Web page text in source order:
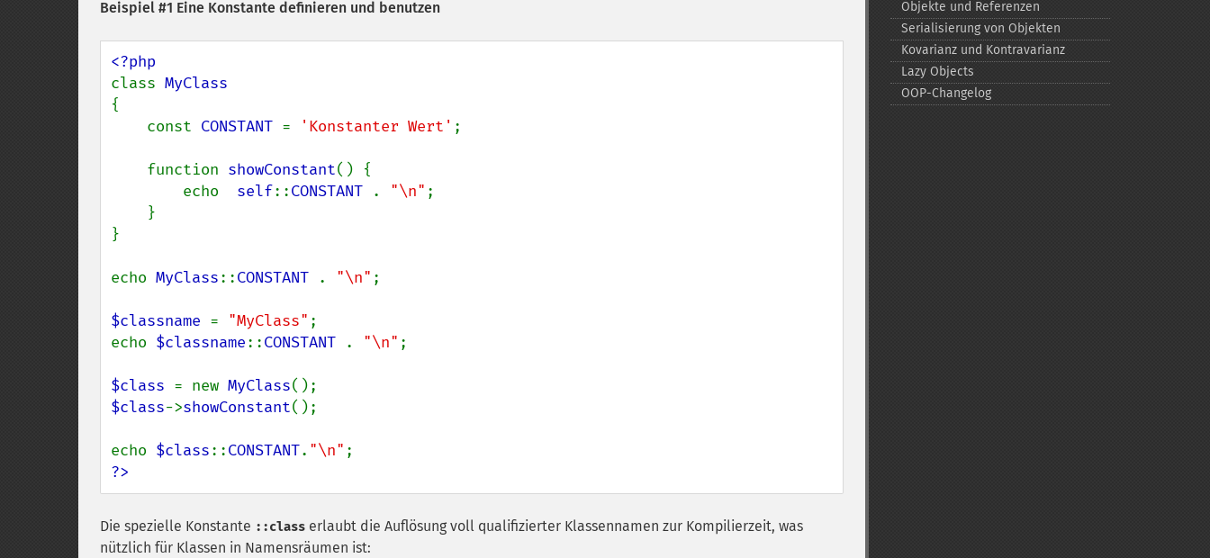
Beispiel #1 Eine Konstante definieren und benutzen
class
{
    const
CONSTANT = 'Konstanter Wert' ;
    function
showConstant() {
        echo
self::CONSTANT . "\n" ;
}
echo MyClass::CONSTANT . "\n" ;
$classname = "MyClass" ;
echo $classname::CONSTANT . "\n" ;
$class = new MyClass
$class->showConstant();
echo $class::CONSTANT. "\n"
?>
Die spezielle Konstante ::class erlaubt die Auflösung voll qualifizierter Klassennamen zur Kompilierzeit, was
nützlich für Klassen in Namensräumen ist:
Objekte und Referenzen
Serialisierung von Objekten
Kovarianz und Kontravarianz
Lazy Objects
OOP-​Changelog